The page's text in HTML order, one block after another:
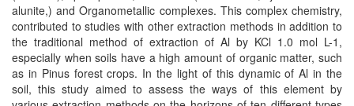
alunite,) and Organometallic complexes. This complex chemistry,
contributed to studies with other extraction methods in addition to
the traditional method of extraction of Al by KCl 1.0 mol L-1,
especially when soils have a high amount of organic matter, such
as in Pinus forest crops. In the light of this dynamic of Al in the
soil, this study aimed to assess the ways of this element by